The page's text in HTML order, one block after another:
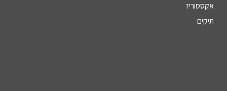
אקססוריז
תיקים